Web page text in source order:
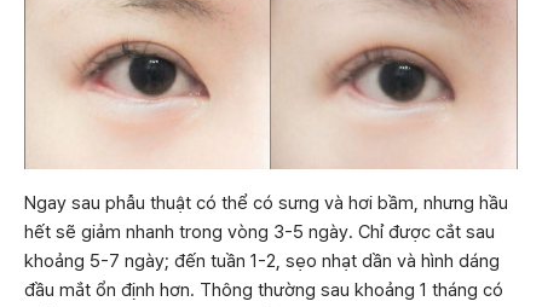
Ngay sau phẫu thuật có thể có sưng và hơi bầm, nhưng hầu
hết sẽ giảm nhanh trong vòng 3-5 ngày. Chỉ được cắt sau
khoảng 5-7 ngày; đến tuần 1-2, sẹo nhạt dần và hình dáng
đầu mắt ổn định hơn. Thông thường sau khoảng 1 tháng có